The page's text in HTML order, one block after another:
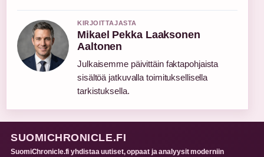
KIRJOITTAJASTA
Mikael Pekka Laaksonen
Aaltonen
Julkaisemme päivittäin faktapohjaista
sisältöä jatkuvalla toimituksellisella
tarkistuksella.
SUOMICHRONICLE.FI
SuomiChronicle.fi yhdistaa uutiset, oppaat ja analyysit moderniin